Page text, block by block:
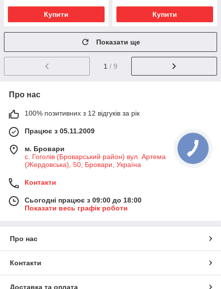
Купити Купити
Показати ще
1 / 9
Про нас
100% позитивних з 12 відгуків за рік
Працює з 05.11.2009
м. Бровари
с. Гоголів (Броварський район) вул. Артема
(Жердовська), 50, Бровари, Україна
Контакти
Сьогодні працює з 09:00 до 18:00
Показати весь графік роботи
Про нас
Контакти
Доставка та оплата